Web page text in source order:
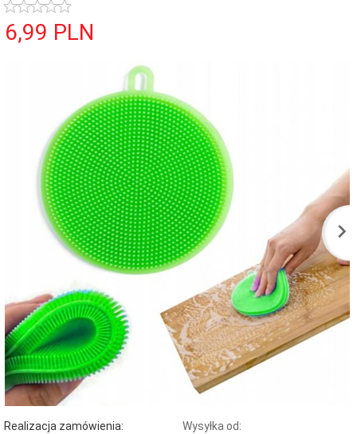
6,99 PLN
Realizacja zamówienia:
Wysyłka od: